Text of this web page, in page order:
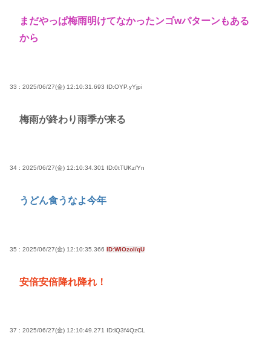
まだやっぱ梅雨明けてなかったンゴwパターンもある
から
33 : 2025/06/27(金) 12:10:31.693 ID:OYP.yYjpi
梅雨が終わり雨季が来る
34 : 2025/06/27(金) 12:10:34.301 ID:0tTUKz/Yn
うどん食うなよ今年
35 : 2025/06/27(金) 12:10:35.366 ID:WiOzoI/qU
安倍安倍降れ降れ！
37 : 2025/06/27(金) 12:10:49.271 ID:lQ3f4QzCL